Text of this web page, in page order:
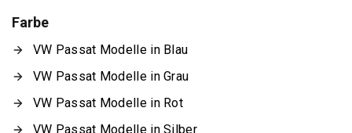
Farbe
VW Passat Modelle in Blau
VW Passat Modelle in Grau
VW Passat Modelle in Rot
VW Passat Modelle in Silber